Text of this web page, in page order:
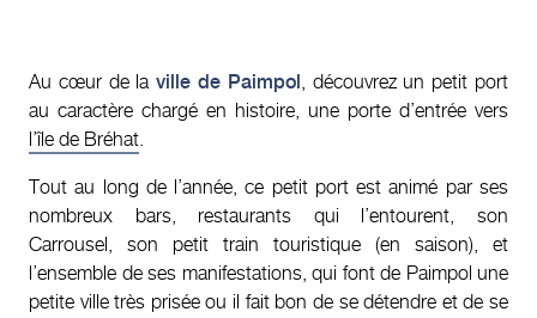
Au cœur de laville de Paimpol, découvrez un petit port
au caractère chargé en histoire, une porte d’entrée vers
l’île de Bréhat.
Tout au long de l’année, ce petit port est animé par ses
nombreux bars, restaurants qui l’entourent, son
Carrousel, son petit train touristique (en saison), et
l’ensemble de ses manifestations, qui font de Paimpol une
petite ville très prisée ou il fait bon de se détendre et de se